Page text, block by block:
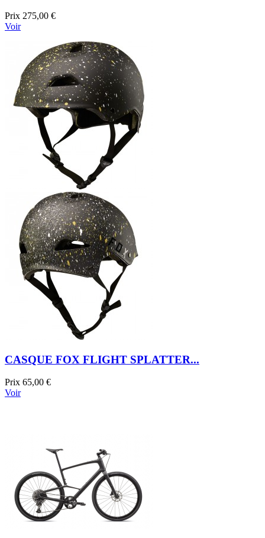
Prix 275,00 €
Voir
CASQUE FOX FLIGHT SPLATTER...
Prix 65,00 €
Voir